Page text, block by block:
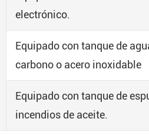
electrónico.
Equipado con tanque de
carbono o acero inoxidable
Equipado con tanque de
incendios de aceite.